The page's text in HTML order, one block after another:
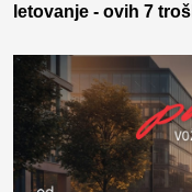
letovanje - ovih 7